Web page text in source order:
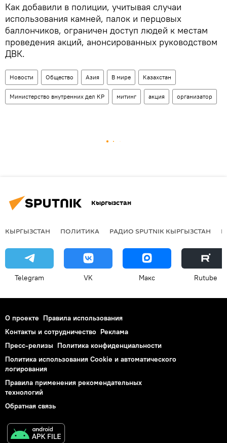
Как добавили в полиции, учитывая случаи
использования камней, палок и перцовых
баллончиков, ограничен доступ людей к местам
проведения акций, анонсированных руководством
ДВК.
Новости Общество Азия В мире Казахстан
Министерство внутренних дел КР митинг акция организатор
Кыргызстан
КЫРГЫЗСТАН ПОЛИТИКА РАДИО SPUTNIK КЫРГЫЗСТАН
Telegram VK Макс Rutube
О проекте Правила использования
Контакты и сотрудничество Реклама
Пресс-релизы Политика конфиденциальности
Политика использования Cookie и автоматического
логирования
Правила применения рекомендательных
технологий
Обратная связь